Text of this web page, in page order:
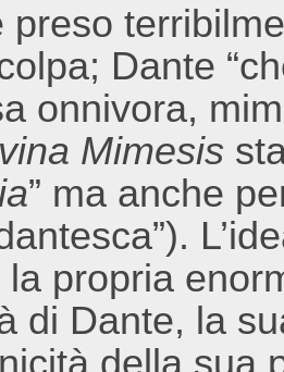
preso
Dante
onnivora,
Mimesis
” ma anche
la propria
di Dante, la
della sua